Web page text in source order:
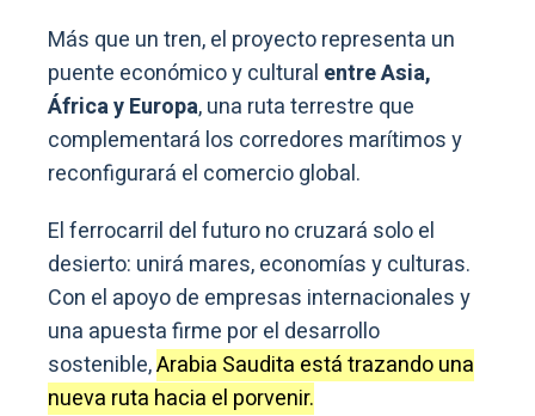
Más que un tren, el proyecto representa un
puente económico y cultural entre Asia,
África y Europa, una ruta terrestre que
complementará los corredores marítimos y
reconfigurará el comercio global.
El ferrocarril del futuro no cruzará solo el
desierto: unirá mares, economías y culturas.
Con el apoyo de empresas internacionales y
una apuesta firme por el desarrollo
sostenible,Arabia Saudita está trazando una
nueva ruta hacia el porvenir.